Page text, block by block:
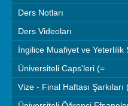
Ders Notları
Ders Videoları
İngilice Muafiyet ve Yeterlilik
Üniversiteli Caps'leri (=
Vize - Final Haftası Şarkıları